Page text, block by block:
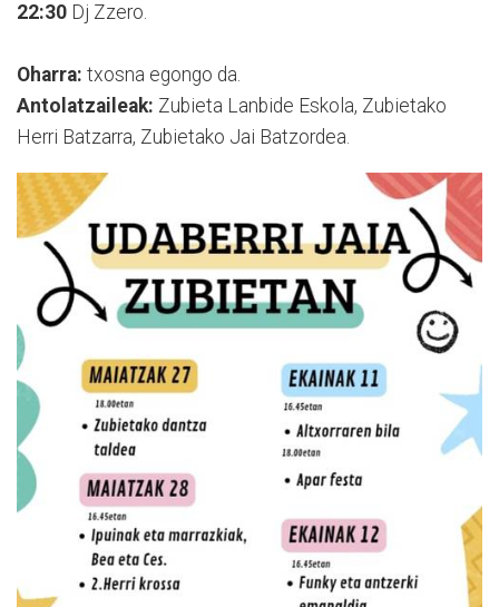
22:30 Dj Zzero.
Oharra: txosna egongo da.
Antolatzaileak: Zubieta Lanbide Eskola, Zubietako
Herri Batzarra, Zubietako Jai Batzordea.